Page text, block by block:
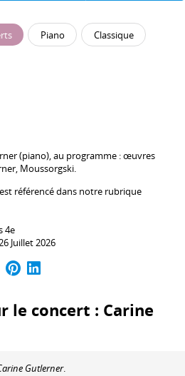
Piano Classique
(piano), au programme : œuvres
Moussorgski.
est référencé dans notre rubrique
4e
Juillet 2026
le concert : Carine
Gutlerner.